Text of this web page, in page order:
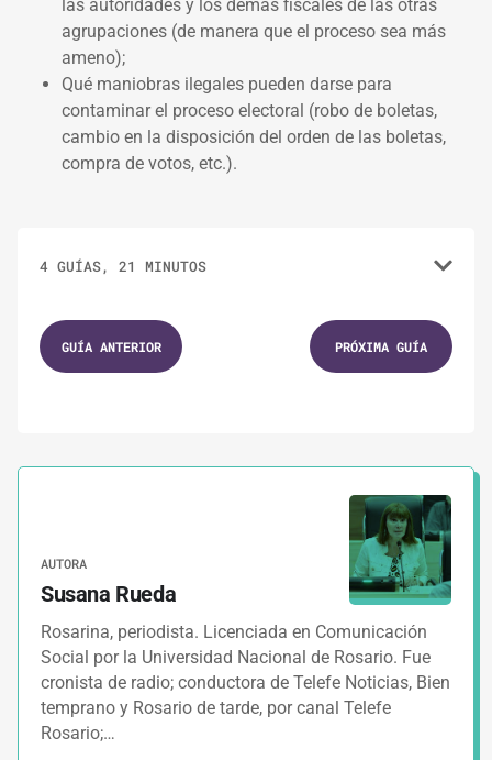
las autoridades y los demás fiscales de las otras
agrupaciones (de manera que el proceso sea más
ameno);
Qué maniobras ilegales pueden darse para
contaminar el proceso electoral (robo de boletas,
cambio en la disposición del orden de las boletas,
compra de votos, etc.).
4 GUÍAS, 21 MINUTOS
1. GUÍAS 5 MINUTOS
Consejos para la veda o silencio electoral
La importancia de cuidar el voto el día de la
3. HERRAMIENTAS
Modelo de planilla para organizar
apoderadas y testigos
4. GUÍAS 9 MINUTOS
¿Y qué hacemos el día de la elección?
GUÍA ANTERIOR PRÓXIMA GUÍA
AUTORA
Susana Rueda
Rosarina, periodista. Licenciada en Comunicación
Social por la Universidad Nacional de Rosario. Fue
cronista de radio; conductora de Telefe Noticias, Bien
temprano y Rosario de tarde, por canal Telefe
Rosario;…